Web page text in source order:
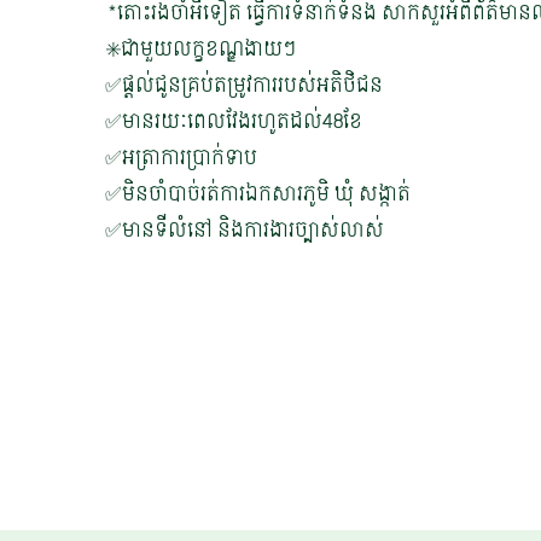
*តោះរងចាំអីទៀត ធ្វើការទំនាក់ទំនង សាកសួរអំពីព័ត៌មាន
✳️ជាមួយលក្ខខណ្ឌងាយៗ
✅ផ្តល់ជូនគ្រប់តម្រូវការរបស់អតិថិជន
✅មានរយៈពេលវែងរហូតដល់48ខែ
✅អត្រាការប្រាក់ទាប
✅មិនចាំបាច់រត់ការឯកសារភូមិ ឃុំ សង្កាត់
✅មានទីលំនៅ និងការងារច្បាស់លាស់